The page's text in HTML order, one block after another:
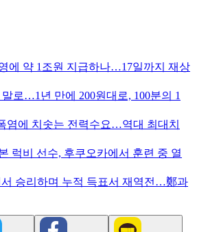
에 약 1조원 지급하나…17일까지 재상
로…1년 만에 200원대로, 100분의 1
염에 치솟는 전력수요…역대 최대치
럭비 선수, 후쿠오카에서 훈련 중 열
서 승리하며 누적 득표서 재역전…鄭과